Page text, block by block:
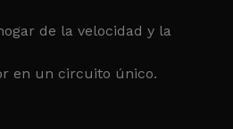
de la velocidad y la
en un circuito único.